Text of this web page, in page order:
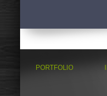
PORTFOLIO